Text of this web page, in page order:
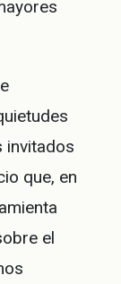
invitados
que, en
el